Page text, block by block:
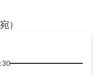
）